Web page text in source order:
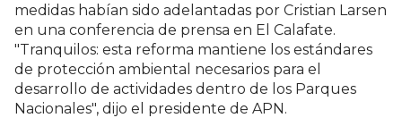
medidas habían sido adelantadas por Cristian Larsen
en una conferencia de prensa en El Calafate.
"Tranquilos: esta reforma mantiene los estándares
de protección ambiental necesarios para el
desarrollo de actividades dentro de los Parques
Nacionales", dijo el presidente de APN.